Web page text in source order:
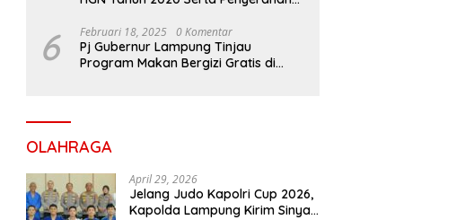
6 Februari 18, 2025 0 Komentar
Pj Gubernur Lampung Tinjau
Program Makan Bergizi Gratis di
OLAHRAGA
April 29, 2026
Jelang Judo Kapolri Cup 2026,
Kapolda Lampung Kirim Sinyal